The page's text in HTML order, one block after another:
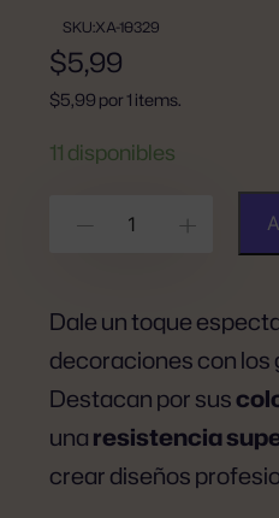
SKU:XA-10329
$5,99
$5,99 por 1 items.
11 disponibles
R12
NARANJA
x100
UNIDADES
cantidad
Dale un toque
decoraciones con los
Destacan por sus
unaresistencia
crear diseños